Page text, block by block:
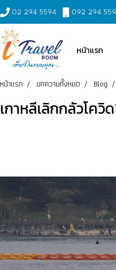
02 294 5594 092 294
หน้าแรก
หน้าแรก บทความทั้งหมด Blog
เกาหลีเลิกกลัวโควิ